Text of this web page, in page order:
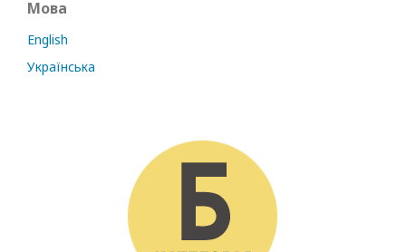
Мова
English
Українська